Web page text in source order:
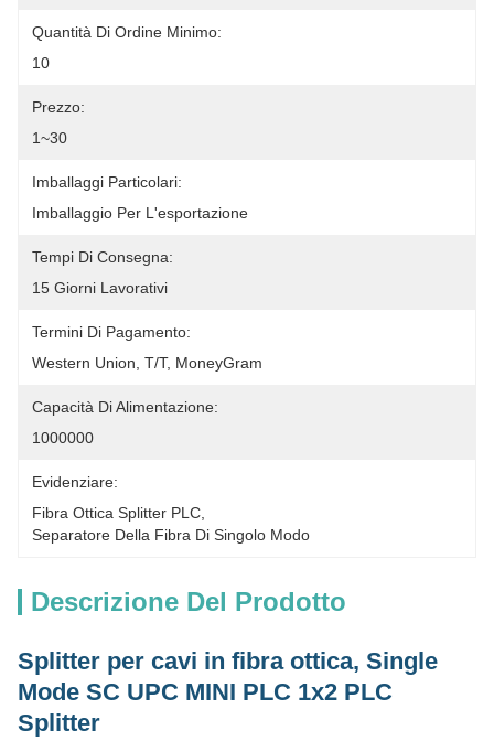
Quantità Di Ordine Minimo:
10
Prezzo:
1~30
Imballaggi Particolari:
Imballaggio Per L'esportazione
Tempi Di Consegna:
15 Giorni Lavorativi
Termini Di Pagamento:
Western Union, T/T, MoneyGram
Capacità Di Alimentazione:
1000000
Evidenziare:
Fibra Ottica Splitter PLC
Separatore Della Fibra Di Singolo Modo
Descrizione Del Prodotto
Splitter per cavi in fibra ottica, Single
Mode SC UPC MINI PLC 1x2 PLC
Splitter